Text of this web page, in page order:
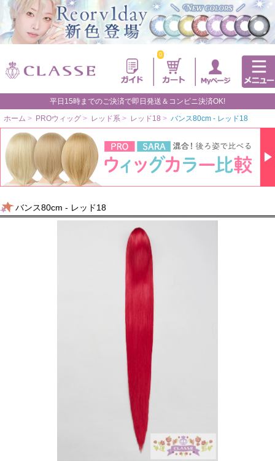
0
平日15時までのご決済で即日発送＆コンビニ決済OK!
ホーム > PROウィッグ > レッド系 > レッド18 > バンス80cm - レッド18
バンス80cm - レッド18